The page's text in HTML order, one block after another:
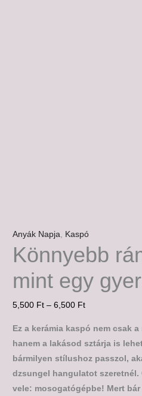
Anyák Napja Kaspó
Könnyebb
mint egy
5,500 Ft – 6,500 Ft
Ez a kerámia kaspó nem csak
hanem a lakásod sztárja is
bármilyen stílushoz passzol,
dzsungel hangulatot
vele: mosogatógépbe! Mert